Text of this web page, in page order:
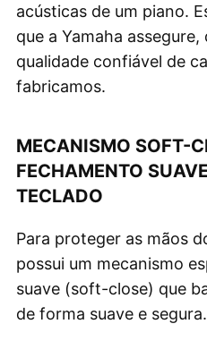
acústicas de um piano.
que a Yamaha
qualidade confiável de
fabricamos.
MECANISMO SOFT-
FECHAMENTO
TECLADO
Para proteger as mãos
possui um mecanismo
suave (soft-close) que
de forma suave e segura.